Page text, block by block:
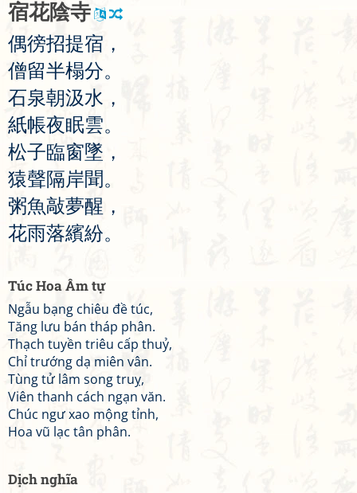
宿花陰寺
偶徬招提宿 ，
僧留半榻分。
石泉朝汲水 ，
紙帳夜眠雲。
松子臨窗墜 ，
猿聲隔岸聞。
粥魚敲夢醒 ，
花雨落繽紛。
Túc Hoa Âm tự
Ngẫu bạng chiêu đề túc,
Tăng lưu bán tháp phân.
Thạch tuyền triêu cấp thuỷ,
Chỉ trướng dạ miên vân.
Tùng tử lâm song truỵ,
Viên thanh cách ngạn văn.
Chúc ngư xao mộng tỉnh,
Hoa vũ lạc tân phân.
Dịch nghĩa